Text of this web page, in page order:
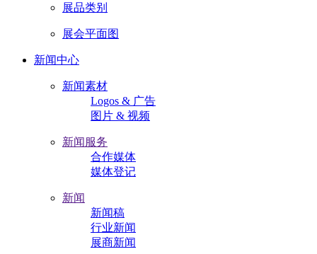
展品类别
展会平面图
新闻中心
新闻素材
Logos & 广告
图片 & 视频
新闻服务
合作媒体
媒体登记
新闻
新闻稿
行业新闻
展商新闻